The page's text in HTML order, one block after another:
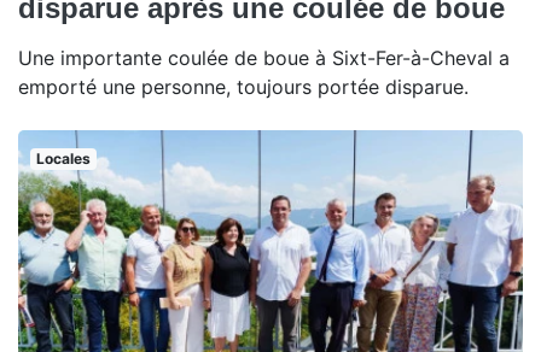
disparue après une coulée de boue
Une importante coulée de boue à Sixt-Fer-à-Cheval a
emporté une personne, toujours portée disparue.
Locales